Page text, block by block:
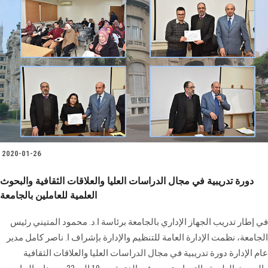
2020-01-26
دورة تدريبية في مجال الدراسات العليا والعلاقات الثقافية والبحوث
العلمية للعاملين بالجامعة
في إطار تدريب الجهاز الإداري بالجامعة برئاسة ا.د. محمود المتيني رئيس
الجامعة، نظمت الإدارة العامة للتنظيم والإدارة بإشراف ا. ناصر كامل مدير
عام الإدارة دورة تدريبية في مجال الدراسات العليا والعلاقات الثقافية